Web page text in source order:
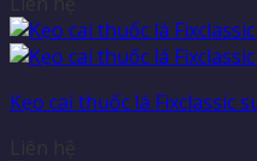
Kẹo cai thuốc lá Fixclassic